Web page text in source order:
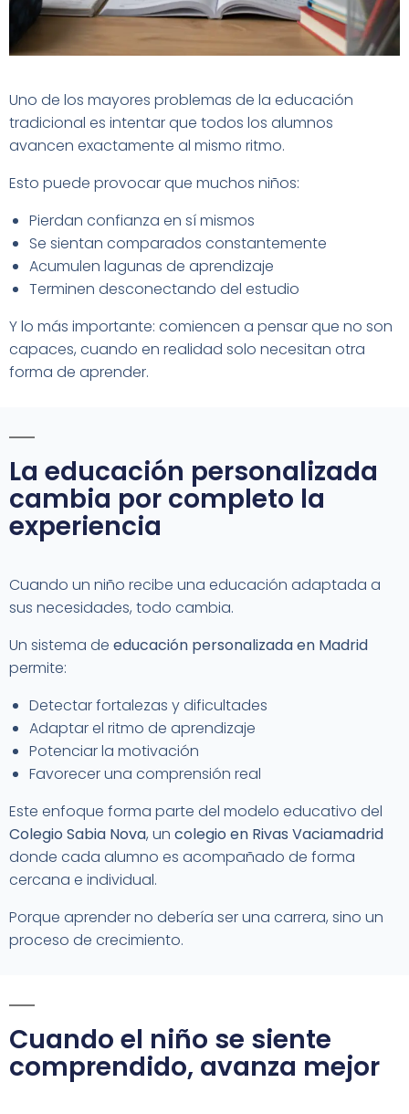
Uno de los mayores problemas de la educación
tradicional es intentar que todos los alumnos
avancen exactamente al mismo ritmo.
Esto puede provocar que muchos niños:
Pierdan confianza en sí mismos
Se sientan comparados constantemente
Acumulen lagunas de aprendizaje
Terminen desconectando del estudio
Y lo más importante: comiencen a pensar que no son
capaces, cuando en realidad solo necesitan otra
forma de aprender.
La educación personalizada
cambia por completo la
experiencia
Cuando un niño recibe una educación adaptada a
sus necesidades, todo cambia.
Un sistema de educación personalizada en Madrid
permite:
Detectar fortalezas y dificultades
Adaptar el ritmo de aprendizaje
Potenciar la motivación
Favorecer una comprensión real
Este enfoque forma parte del modelo educativo del
Colegio Sabia Nova, un colegio en Rivas Vaciamadrid
donde cada alumno es acompañado de forma
cercana e individual.
Porque aprender no debería ser una carrera, sino un
proceso de crecimiento.
Cuando el niño se siente
comprendido, avanza mejor